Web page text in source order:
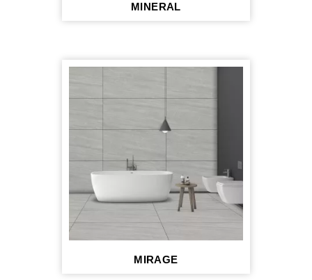
MINERAL
MIRAGE